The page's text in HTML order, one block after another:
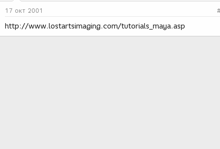
17 окт 2001
http://www.lostartsimaging.com/tutorials_maya.asp